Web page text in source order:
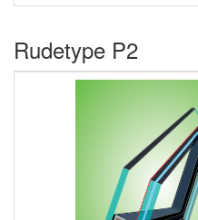
Rudetype P2